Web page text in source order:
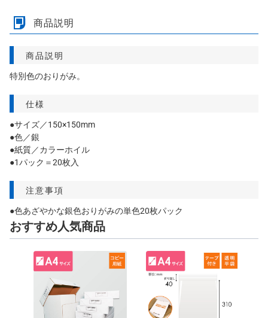
商品説明
商品説明
特別色のおりがみ。
仕様
●サイズ／150×150mm
●色／銀
●紙質／カラーホイル
●1パック＝20枚入
注意事項
●色あざやかな銀色おりがみの単色20枚パック
おすすめ人気商品